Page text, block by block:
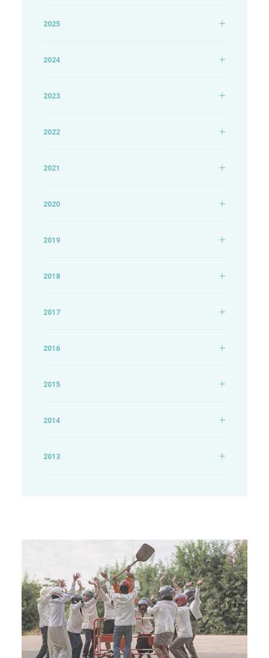
2025
2024
2023
2022
2021
2020
2019
2018
2017
2016
2015
2014
2013